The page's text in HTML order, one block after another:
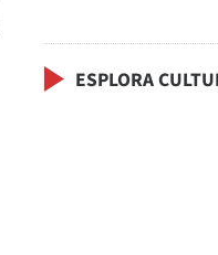
ESPLORA